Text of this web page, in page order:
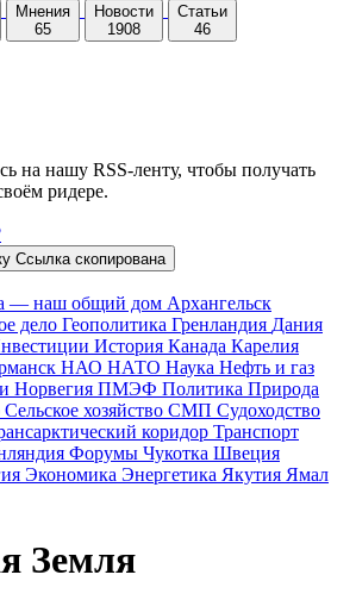
Мнения
65
Новости
1908
Статьи
46
на нашу RSS-ленту, чтобы получать
ридере.
Ссылка скопирована
— наш общий дом Архангельск
дело Геополитика Гренландия Дания
История Канада Карелия
НАО НАТО Наука Нефть и газ
Норвегия ПМЭФ Политика Природа
Сельское хозяйство СМП Судоходство
коридор Транспорт
Форумы Чукотка Швеция
Экономика Энергетика Якутия Ямал
Земля